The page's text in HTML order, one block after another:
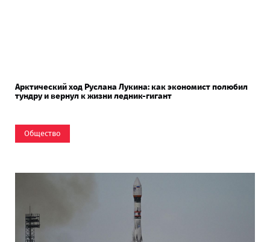
Арктический ход Руслана Лукина: как экономист полюбил
тундру и вернул к жизни ледник-гигант
Общество